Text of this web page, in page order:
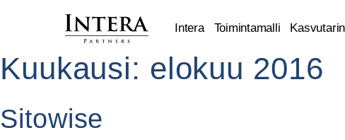
Intera Toimintamalli
Kuukausi: elokuu 2016
Sitowise